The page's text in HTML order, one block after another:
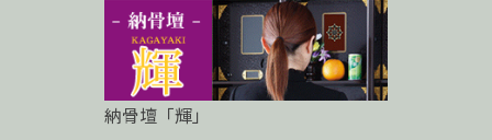
納骨壇「輝」